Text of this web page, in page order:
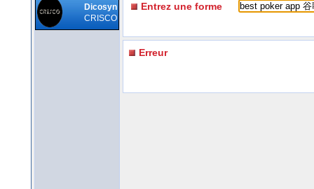
Dicosyn
CRISCO
Entrez une forme
Erreur